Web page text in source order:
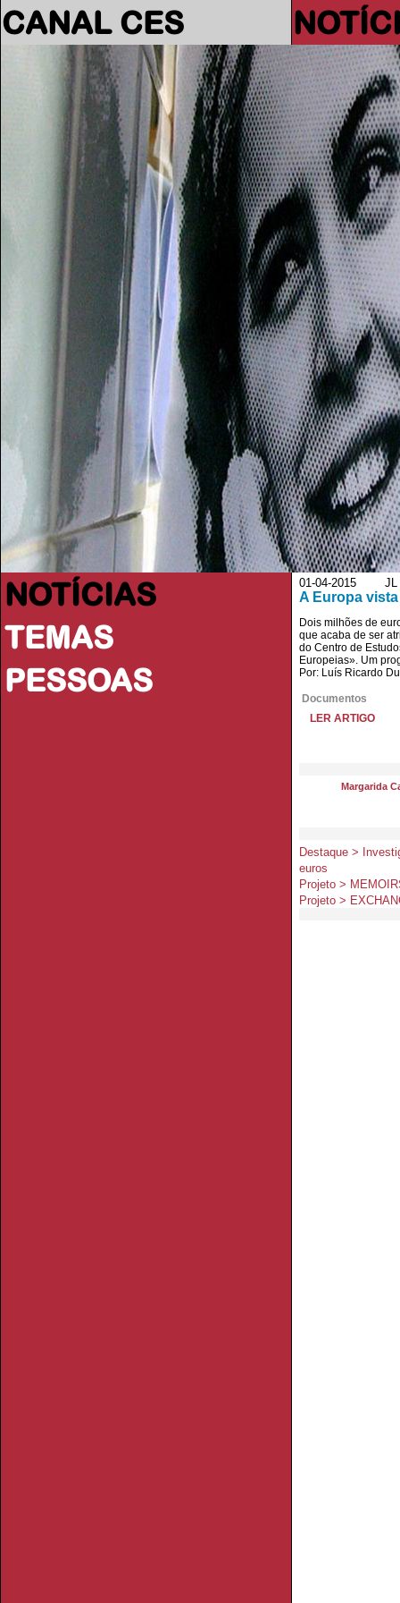
CANAL CES
NOTÍCIAS
TEMAS
PESSOAS
01-04-2015 JL -
A Europa
Dois milhões de
que acaba de ser
do Centro de
Europeias». Um
Por: Luís Ricardo
Documentos
LER ARTIGO
Margarida
Destaque >
euros
Projeto >
Projeto >